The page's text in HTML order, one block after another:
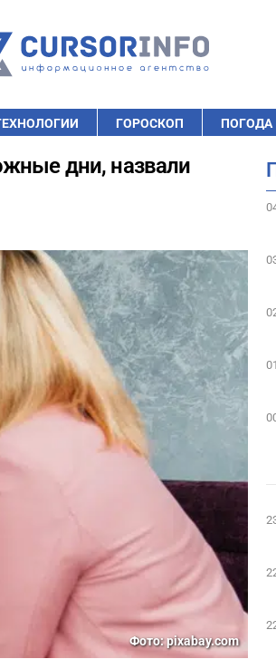
ГОРОСКОП ПОГОДА
дни, назвали
Фото: pixabay.com